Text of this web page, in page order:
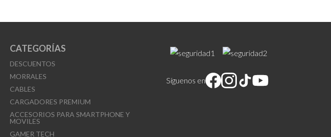
CATEGORÍAS
DESCUENTOS
MORRALES
CABLES
CARGADORES PREMIUM
ACCESORIOS PARA SMARTPHONE Y
MOVILES
GAMER TECH
Síguenos en